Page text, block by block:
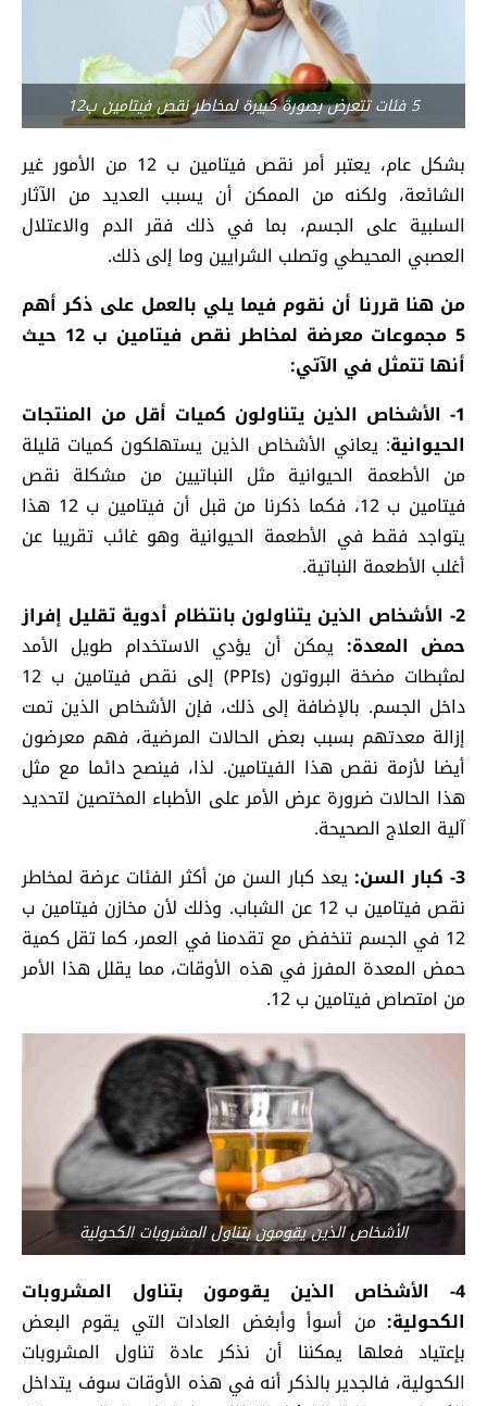
5 فئات تتعرض بصورة كبيرة لمخاطر نقص فيتامين ب12
بشكل عام، يعتبر أمر نقص فيتامين ب 12 من الأمور غير
الشائعة، ولكنه من الممكن أن يسبب العديد من الآثار
السلبية على الجسم، بما في ذلك فقر الدم والاعتلال
العصبي المحيطي وتصلب الشرايين وما إلى ذلك.
من هنا قررنا أن نقوم فيما يلي بالعمل على ذكر أهم
5 مجموعات معرضة لمخاطر نقص فيتامين ب 12
حيث
أنها تتمثل في الآتي:
1- الأشخاص الذين يتناولون كميات أقل من المنتجات
الحيوانية: يعاني الأشخاص الذين يستهلكون كميات قليلة
من الأطعمة الحيوانية مثل النباتيين من مشكلة نقص
فيتامين ب 12، فكما ذكرنا من قبل أن فيتامين ب 12 هذا
يتواجد فقط في الأطعمة الحيوانية وهو غائب تقريبا عن
أغلب الأطعمة النباتية.
2- الأشخاص الذين يتناولون بانتظام أدوية تقليل إفراز
حمض المعدة: يمكن أن يؤدي الاستخدام طويل الأمد
لمثبطات مضخة البروتون (PPIs) إلى نقص فيتامين ب 12
داخل الجسم. بالإضافة إلى ذلك، فإن الأشخاص الذين تمت
إزالة معدتهم بسبب بعض الحالات المرضية، فهم معرضون
أيضا لأزمة نقص هذا الفيتامين. لذا، فينصح دائما مع مثل
هذا الحالات ضرورة عرض الأمر على الأطباء المختصين لتحديد
آلية العلاج الصحيحة.
3- كبار السن:
يعد كبار السن من أكثر الفئات عرضة لمخاطر
نقص فيتامين ب 12 عن الشباب. وذلك لأن مخازن فيتامين ب
12 في الجسم تنخفض مع تقدمنا في العمر، كما تقل كمية
حمض المعدة المفرز في هذه الأوقات، مما يقلل هذا الأمر
من امتصاص فيتامين ب 12.
الأشخاص الذين يقومون بتناول المشروبات الكحولية
4- الأشخاص الذين يقومون بتناول المشروبات
الكحولية:من أسوأ وأبغض العادات التي يقوم البعض
بإعتياد فعلها يمكننا أن نذكر عادة تناول المشروبات
الكحولية، فالجدير بالذكر أنه في هذه الأوقات سوف يتداخل